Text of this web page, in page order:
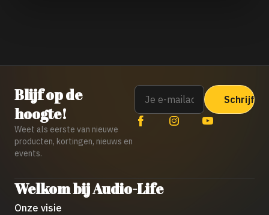
Blijf op de
hoogte!
Weet als eerste van nieuwe
producten, kortingen, nieuws en
events.
Email
Welkom bij Audio-Life
Onze visie